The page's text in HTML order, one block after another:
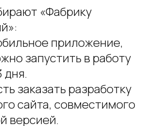
«Фабрику
приложение,
запустить в работу
дня.
заказать разработку
сайта, совместимого
версией.